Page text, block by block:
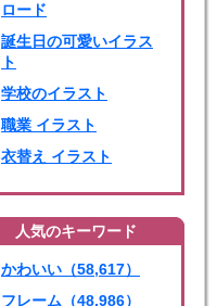
ロード
誕生日の可愛いイラス
ト
学校のイラスト
職業 イラスト
衣替え イラスト
人気のキーワード
かわいい（58,617）
フレーム（48,986）